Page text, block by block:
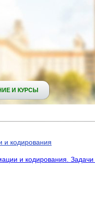
И КУРСЫ
кодирования
и кодирования.